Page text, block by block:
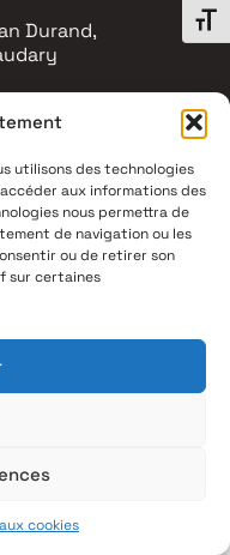
utilisons des technologies
aux informations des
nous permettra de
de navigation ou les
ou de retirer son
sur certaines
cookies
Durand,
00
conforme